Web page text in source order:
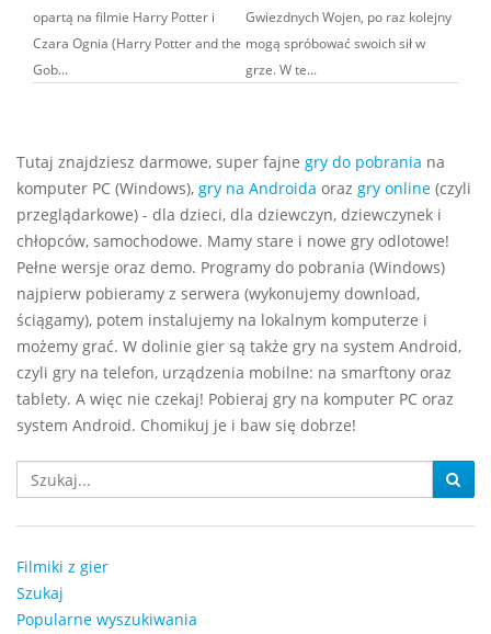
opartą na filmie Harry Potter i
Czara Ognia (Harry Potter and the
Gob...
Gwiezdnych Wojen, po raz kolejny
mogą spróbować swoich sił w
grze. W te...
Tutaj znajdziesz darmowe, super fajne gry do pobrania na
komputer PC (Windows), gry na Androida oraz gry online (czyli
przeglądarkowe) - dla dzieci, dla dziewczyn, dziewczynek i
chłopców, samochodowe. Mamy stare i nowe gry odlotowe!
Pełne wersje oraz demo. Programy do pobrania (Windows)
najpierw pobieramy z serwera (wykonujemy download,
ściągamy), potem instalujemy na lokalnym komputerze i
możemy grać. W dolinie gier są także gry na system Android,
czyli gry na telefon, urządzenia mobilne: na smarftony oraz
tablety. A więc nie czekaj! Pobieraj gry na komputer PC oraz
system Android. Chomikuj je i baw się dobrze!
Filmiki z gier
Szukaj
Popularne wyszukiwania